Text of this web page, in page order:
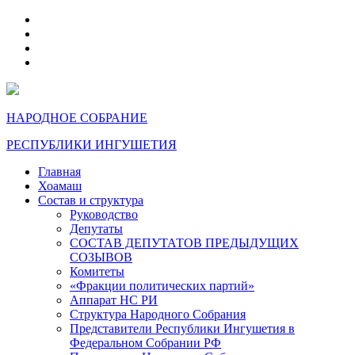
НАРОДНОЕ СОБРАНИЕ
РЕСПУБЛИКИ ИНГУШЕТИЯ
Главная
Хоамаш
Состав и структура
Руководство
Депутаты
СОСТАВ ДЕПУТАТОВ ПРЕДЫДУЩИХ
СОЗЫВОВ
Комитеты
«Фракции политических партий»
Аппарат НС РИ
Структура Народного Собрания
Представители Республики Ингушетия в
Федеральном Собрании РФ